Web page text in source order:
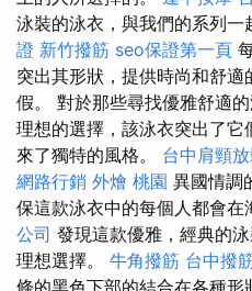
泳裝的泳衣，與我們的系列一
證 新竹撥筋 seo保證第一頁
突出其形狀，提供時尚和舒
假。 對於那些尋找優雅舒適
理想的選擇，該泳衣突出了
來了獨特的風格。 台中肩頸
網路行銷 外燴 桃園 異國情調
保這款泳衣中的每個人都會在
公司 發現這款優雅，經典的
理想選擇。 牛角撥筋 台中撥
條的黑色下部的結合在各種